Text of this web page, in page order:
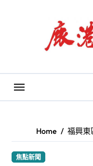
Home 福興
焦點新聞